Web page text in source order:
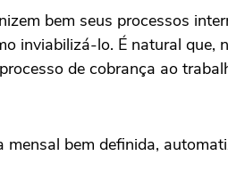
bem seus processos
inviabilizá-lo. É natural
de cobrança ao
bem definida,